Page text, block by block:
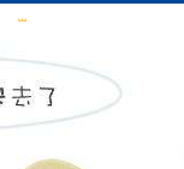
profile
electric
大厅